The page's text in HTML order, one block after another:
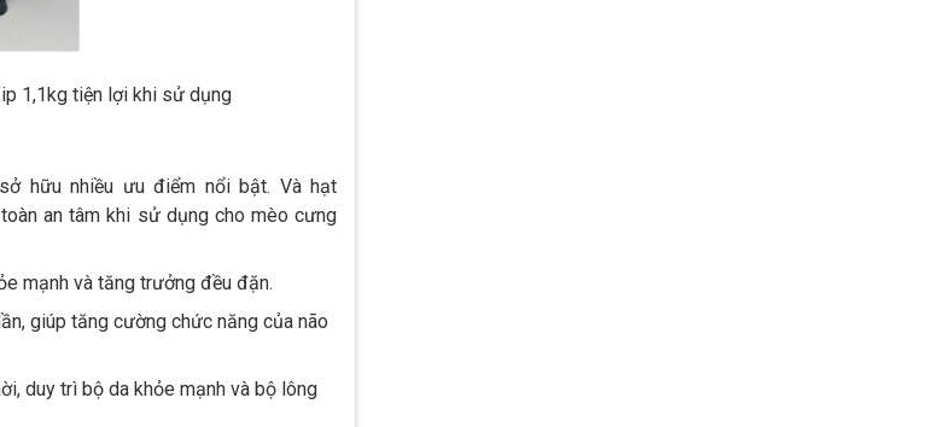
1,1kg tiện lợi khi sử dụng
hữu nhiều ưu điểm nổi bật. Và hạt
an tâm khi sử dụng cho mèo cưng
mạnh và tăng trưởng đều đặn.
giúp tăng cường chức năng của não
duy trì bộ da khỏe mạnh và bộ lông